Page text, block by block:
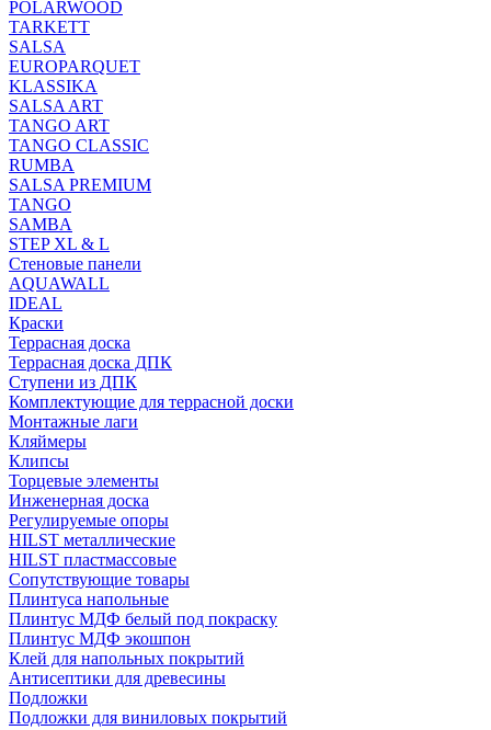
POLARWOOD
TARKETT
SALSA
EUROPARQUET
KLASSIKA
SALSA ART
TANGO ART
TANGO CLASSIC
RUMBA
SALSA PREMIUM
TANGO
SAMBA
STEP XL & L
Стеновые панели
AQUAWALL
IDEAL
Краски
Террасная доска
Террасная доска ДПК
Ступени из ДПК
Комплектующие для террасной доски
Монтажные лаги
Кляймеры
Клипсы
Торцевые элементы
Инженерная доска
Регулируемые опоры
HILST металлические
HILST пластмассовые
Сопутствующие товары
Плинтуса напольные
Плинтус МДФ белый под покраску
Плинтус МДФ экошпон
Клей для напольных покрытий
Антисептики для древесины
Подложки
Подложки для виниловых покрытий